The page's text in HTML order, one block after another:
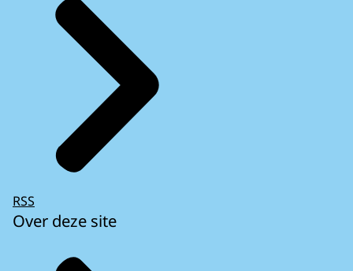
RSS
Over deze site